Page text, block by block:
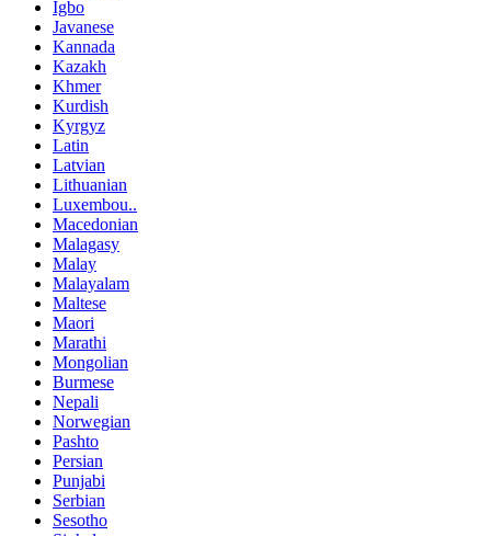
Igbo
Javanese
Kannada
Kazakh
Khmer
Kurdish
Kyrgyz
Latin
Latvian
Lithuanian
Luxembou..
Macedonian
Malagasy
Malay
Malayalam
Maltese
Maori
Marathi
Mongolian
Burmese
Nepali
Norwegian
Pashto
Persian
Punjabi
Serbian
Sesotho